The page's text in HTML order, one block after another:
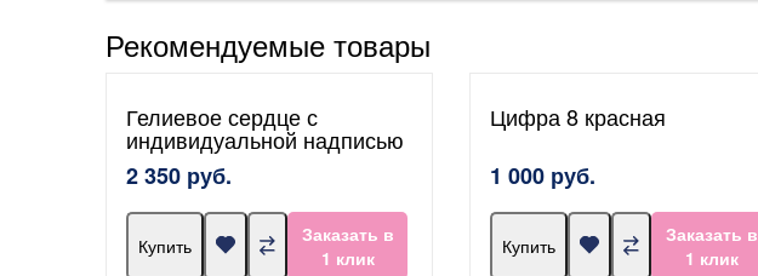
Рекомендуемые товары
Гелиевое сердце с
индивидуальной надписью
2 350 руб.
Купить
Заказать в
1 клик
Цифра 8 красная
1 000 руб.
Купить
Заказать в
1 клик